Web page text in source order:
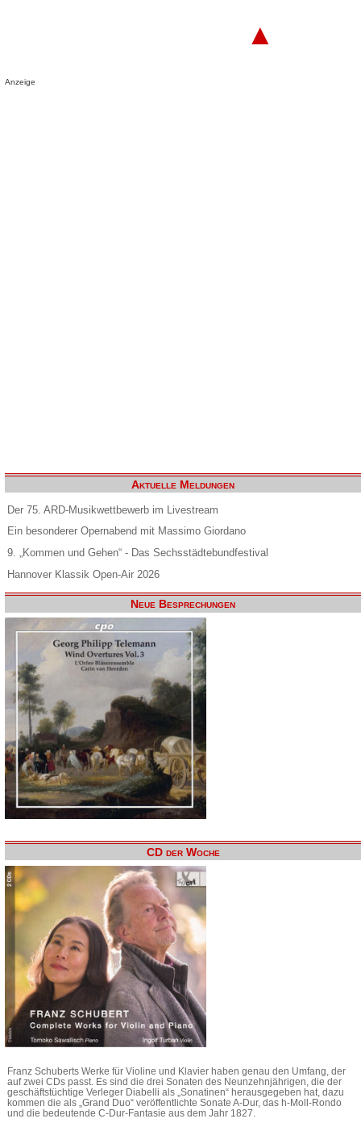
▲
Anzeige
Aktuelle Meldungen
Der 75. ARD-Musikwettbewerb im Livestream
Ein besonderer Opernabend mit Massimo Giordano
9. „Kommen und Gehen“ - Das Sechsstädtebundfestival
Hannover Klassik Open-Air 2026
Neue Besprechungen
CD der Woche
Franz Schuberts Werke für Violine und Klavier haben genau den Umfang, der
auf zwei CDs passt. Es sind die drei Sonaten des Neunzehnjährigen, die der
geschäftstüchtige Verleger Diabelli als „Sonatinen“ herausgegeben hat, dazu
kommen die als „Grand Duo“ veröffentlichte Sonate A-Dur, das h-Moll-Rondo
und die bedeutende C-Dur-Fantasie aus dem Jahr 1827.